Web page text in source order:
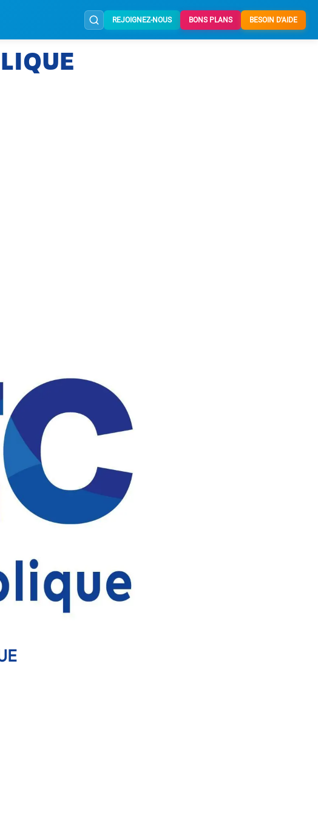
REJOIGNEZ-NOUS BONS PLANS BESOIN D'AIDE